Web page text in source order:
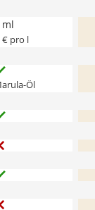
ml
€ pro l
Öl